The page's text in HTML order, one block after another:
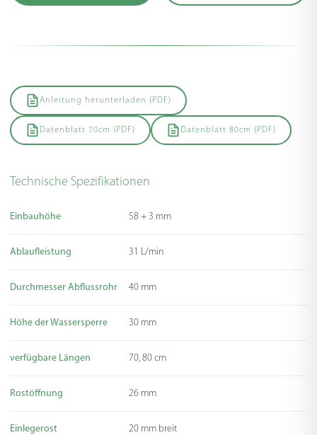
Anleitung herunterladen (PDF)
Datenblatt 70cm (PDF) Datenblatt 80cm (PDF)
Technische Spezifikationen
Einbauhöhe 58 + 3 mm
Ablaufleistung 31 L/min
Durchmesser Abflussrohr 40 mm
Höhe der Wassersperre 30 mm
verfügbare Längen 70, 80 cm
Rostöffnung 26 mm
Einlegerost 20 mm breit